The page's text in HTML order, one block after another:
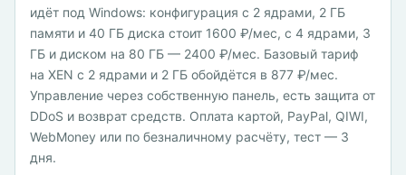
идёт под Windows: конфигурация с 2 ядрами, 2 ГБ
памяти и 40 ГБ диска стоит 1600 ₽/мес, с 4 ядрами, 3
ГБ и диском на 80 ГБ — 2400 ₽/мес. Базовый тариф
на XEN с 2 ядрами и 2 ГБ обойдётся в 877 ₽/мес.
Управление через собственную панель, есть защита от
DDoS и возврат средств. Оплата картой, PayPal, QIWI,
WebMoney или по безналичному расчёту, тест — 3
дня.